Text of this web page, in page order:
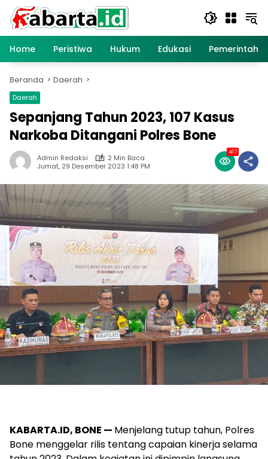
Langsung
konten
Home
Peristiwa Hukum Edukasi
Beranda Daerah
Daerah
Sepanjang Tahun 2023, 107 Kasus
Narkoba Ditangani Polres Bone
Admin Redaksi
2 Min Baca
Jumat, 29 Desember 2023 1:48 PM
417
KABARTA.ID, BONE — Menjelang tutup tahun, Polres
Bone menggelar rilis tentang capaian kinerja selama